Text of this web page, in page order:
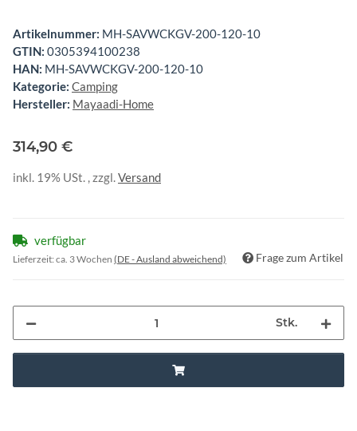
Artikelnummer: MH-SAVWCKGV-200-120-10
GTIN: 0305394100238
HAN: MH-SAVWCKGV-200-120-10
Kategorie: Camping
Hersteller: Mayaadi-Home
314,90 €
inkl. 19% USt. , zzgl.Versand
verfügbar
Lieferzeit: ca. 3 Wochen (DE - Ausland abweichend) Frage zum Artikel
Stk.